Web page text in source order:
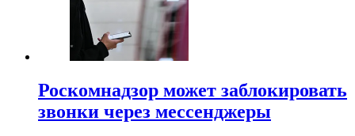
Роскомнадзор может заблокировать
звонки через мессенджеры